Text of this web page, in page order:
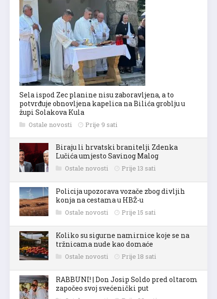
Sela ispod Zec planine nisu zaboravljena, a to
potvrđuje obnovljena kapelica na Bilića groblju u
župi Solakova Kula
Ostale novosti Prije 9 sati
Biraju li hrvatski branitelji Zdenka
Lučića umjesto Savinog Malog
Ostale novosti Prije 13 sati
Policija upozorava vozače zbog divljih
konja na cestama u HBŽ-u
Ostale novosti Prije 15 sati
Koliko su sigurne namirnice koje se na
tržnicama nude kao domaće
Ostale novosti Prije 18 sati
RABBUNI! | Don Josip Soldo pred oltarom
započeo svoj svećenički put